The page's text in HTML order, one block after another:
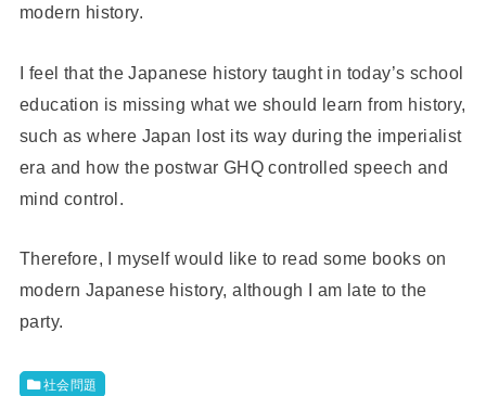
modern history.
I feel that the Japanese history taught in today’s school
education is missing what we should learn from history,
such as where Japan lost its way during the imperialist
era and how the postwar GHQ controlled speech and
mind control.
Therefore, I myself would like to read some books on
modern Japanese history, although I am late to the
party.
社会問題